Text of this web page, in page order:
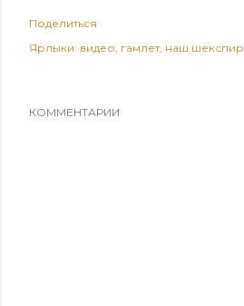
Поделиться
Ярлыки: видео гамлет наш шекспир
КОММЕНТАРИИ